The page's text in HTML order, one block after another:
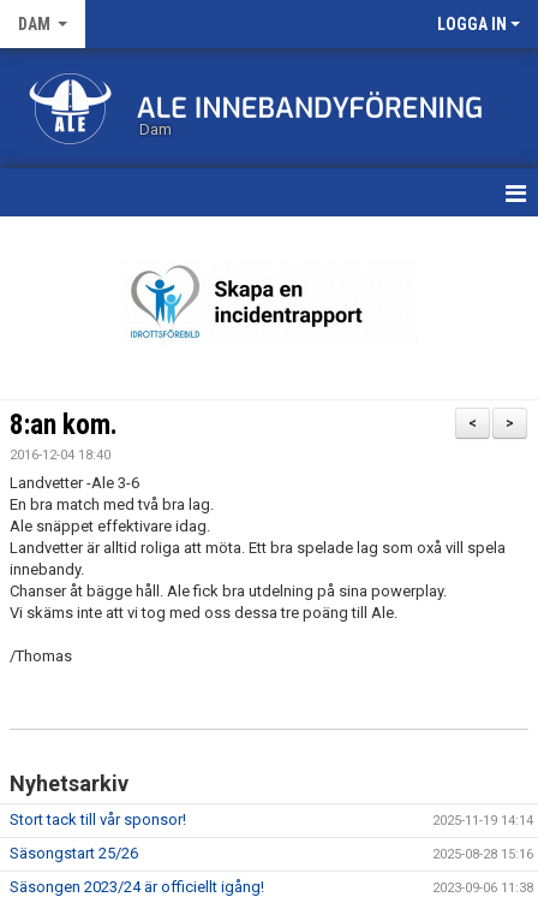
DAM LOGGA IN
Dam
NYHETSARKIV
>
<
8:an kom.
2016-12-04 18:40
Landvetter -Ale 3-6
En bra match med två bra lag.
Ale snäppet effektivare idag.
Landvetter är alltid roliga att möta. Ett bra spelade lag som oxå vill spela
innebandy.
Chanser åt bägge håll. Ale fick bra utdelning på sina powerplay.
Vi skäms inte att vi tog med oss dessa tre poäng till Ale.
/Thomas
Nyhetsarkiv
Stort tack till vår sponsor! 2025-11-19 14:14
Säsongstart 25/26 2025-08-28 15:16
Säsongen 2023/24 är officiellt igång! 2023-09-06 11:38